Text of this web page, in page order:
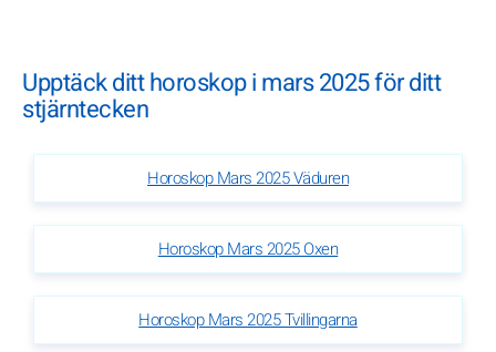
Upptäck ditt horoskop i mars 2025 för ditt
stjärntecken
Horoskop Mars 2025 Väduren
Horoskop Mars 2025 Oxen
Horoskop Mars 2025 Tvillingarna